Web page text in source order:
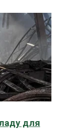
для